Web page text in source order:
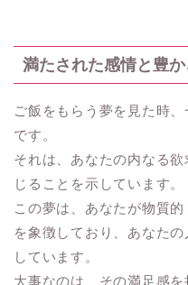
満たされた感情と豊か
ご飯をもらう夢を見た時
です。
それは、あなたの内なる
じることを示しています。
この夢は、あなたが物質
を象徴しており、あなた
しています。
大事なのは、その満足感